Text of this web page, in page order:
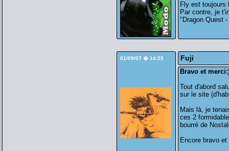
Fly est toujours
Par contre, je
"Dragon Quest
01/09/07 � 14:25 Fuji
Bravo et
Tout d'abord
sur le site
Mais là, je
ces 2
bourré de
Encore bravo